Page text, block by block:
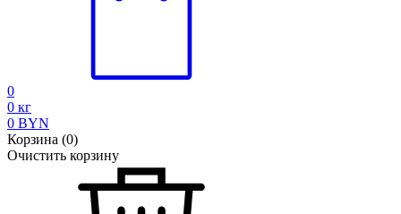
0
0 кг
0 BYN
Корзина (0)
Очистить корзину